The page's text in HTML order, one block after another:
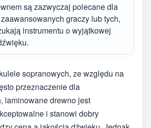
są zazwyczaj polecane dla
graczy lub tych,
instrumentu o wyjątkowej
sopranowych, ze względu na
przeznaczenie dla
laminowane drewno jest
i stanowi dobry